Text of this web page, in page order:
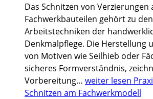
Das Schnitzen von Verzierungen
Fachwerkbauteilen gehört zu
Arbeitstechniken der
Denkmalpflege. Die Herstellung
von Motiven wie Seilhieb oder
sicheres Formverständnis,
Vorbereitung… weiter lesen
Schnitzen am Fachwerkmodell